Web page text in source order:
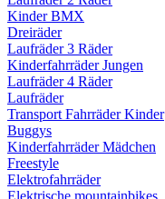
Kinder BMX
Dreiräder
Laufräder 3 Räder
Kinderfahrräder Jungen
Laufräder 4 Räder
Laufräder
Transport Fahrräder Kinder
Buggys
Kinderfahrräder Mädchen
Freestyle
Elektrofahrräder
Elektrische mountainbikes